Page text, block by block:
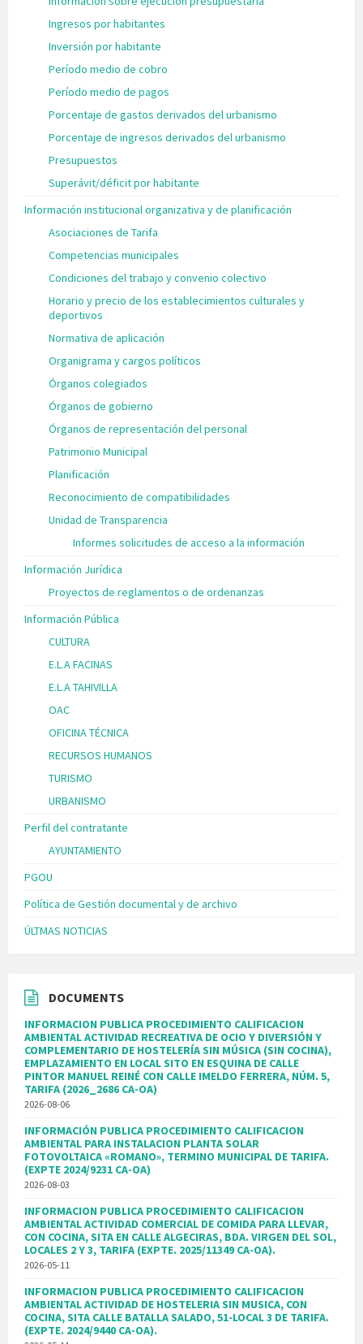
Ingresos por habitantes
Inversión por habitante
Período medio de cobro
Período medio de pagos
Porcentaje de gastos derivados del urbanismo
Porcentaje de ingresos derivados del urbanismo
Presupuestos
Superávit/déficit por habitante
Información institucional organizativa y de planificación
Asociaciones de Tarifa
Competencias municipales
Condiciones del trabajo y convenio colectivo
Horario y precio de los establecimientos culturales y
deportivos
Normativa de aplicación
Organigrama y cargos políticos
Órganos colegiados
Órganos de gobierno
Órganos de representación del personal
Patrimonio Municipal
Planificación
Reconocimiento de compatibilidades
Unidad de Transparencia
Informes solicitudes de acceso a la información
Información Jurídica
Proyectos de reglamentos o de ordenanzas
Información Pública
CULTURA
E.L.A FACINAS
E.L.A TAHIVILLA
OAC
OFICINA TÉCNICA
RECURSOS HUMANOS
TURISMO
URBANISMO
Perfil del contratante
AYUNTAMIENTO
PGOU
Política de Gestión documental y de archivo
ÚLTMAS NOTICIAS
DOCUMENTS
INFORMACION PUBLICA PROCEDIMIENTO CALIFICACION
AMBIENTAL ACTIVIDAD RECREATIVA DE OCIO Y DIVERSIÓN Y
COMPLEMENTARIO DE HOSTELERÍA SIN MÚSICA (SIN COCINA),
EMPLAZAMIENTO EN LOCAL SITO EN ESQUINA DE CALLE
PINTOR MANUEL REINÉ CON CALLE IMELDO FERRERA, NÚM. 5,
TARIFA (2026_2686 CA-OA)
2026-08-06
INFORMACIÓN PUBLICA PROCEDIMIENTO CALIFICACION
AMBIENTAL PARA INSTALACION PLANTA SOLAR
FOTOVOLTAICA «ROMANO», TERMINO MUNICIPAL DE TARIFA.
(EXPTE 2024/9231 CA-OA)
2026-08-03
INFORMACION PUBLICA PROCEDIMIENTO CALIFICACION
AMBIENTAL ACTIVIDAD COMERCIAL DE COMIDA PARA LLEVAR,
CON COCINA, SITA EN CALLE ALGECIRAS, BDA. VIRGEN DEL SOL,
LOCALES 2 Y 3, TARIFA (EXPTE. 2025/11349 CA-OA).
2026-05-11
INFORMACION PUBLICA PROCEDIMIENTO CALIFICACION
AMBIENTAL ACTIVIDAD DE HOSTELERIA SIN MUSICA, CON
COCINA, SITA CALLE BATALLA SALADO, 51-LOCAL 3 DE TARIFA.
(EXPTE. 2024/9440 CA-OA).